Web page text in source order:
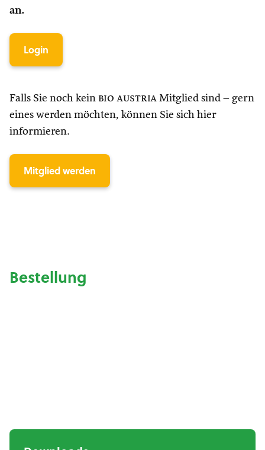
an.
Login
Falls Sie noch kein bio austria Mitglied sind – gern
eines werden möchten, können Sie sich hier
informieren.
Mitglied werden
Bestellung